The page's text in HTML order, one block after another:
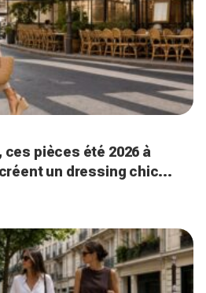
pièces été 2026 à
un dressing chic